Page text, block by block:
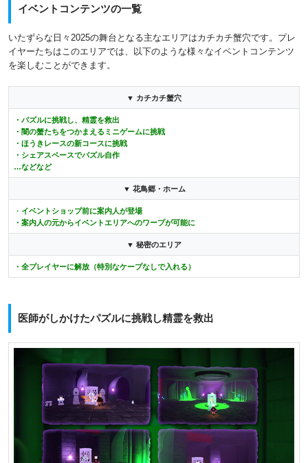
イベントコンテンツの一覧
いたずらな日々2025の舞台となる主なエリアはカチカチ蟹穴です。プレ
イヤーたちはこのエリアでは、以下のような様々なイベントコンテンツ
を楽しむことができます。
▼ カチカチ蟹穴
・パズルに挑戦し、精霊を救出
・闇の蟹たちをつかまえるミニゲームに挑戦
・ほうきレースの新コースに挑戦
・シェアスペースでパズル自作
…などなど
▼ 花鳥郷・ホーム
・ イベントショップ前に案内人が登場
・案内人の元からイベントエリアへのワープが可能に
▼ 秘密のエリア
・全プレイヤーに解放（特別なケープなしで入れる）
医師がしかけたパズルに挑戦し精霊を救出